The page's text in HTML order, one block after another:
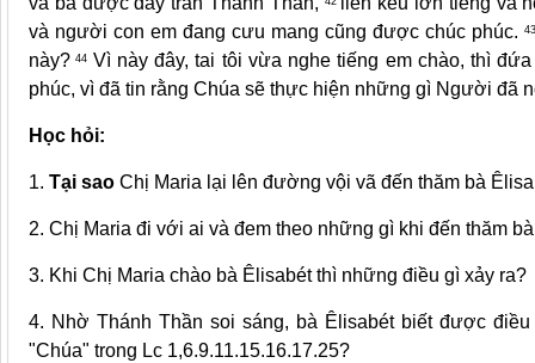
và người con em đang cưu mang cũng được chúc phúc.
này? 44 Vì này đây, tai tôi vừa nghe tiếng em chào, thì
phúc, vì đã tin rằng Chúa sẽ thực hiện những gì Người đã
Học hỏi:
1. Tại sao Chị Maria lại lên đường vội vã đến thăm bà
2. Chị Maria đi với ai và đem theo những gì khi đến thăm
3. Khi Chị Maria chào bà Êlisabét thì những điều gì xảy ra?
4. Nhờ Thánh Thần soi sáng, bà Êlisabét biết được
"Chúa" trong Lc 1,6.9.11.15.16.17.25?